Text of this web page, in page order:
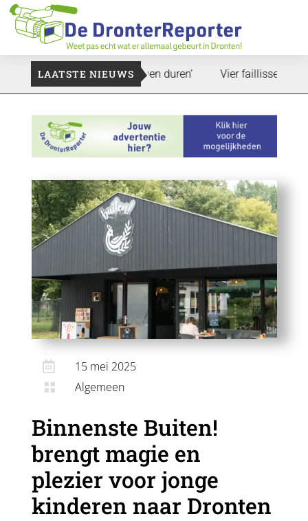
LAATSTE NIEUWS
‘Dat zal ook nog wel even duren’ Vier faillissementen
 15 mei 2025
 Algemeen
Binnenste Buiten!
brengt magie en
plezier voor jonge
kinderen naar Dronten